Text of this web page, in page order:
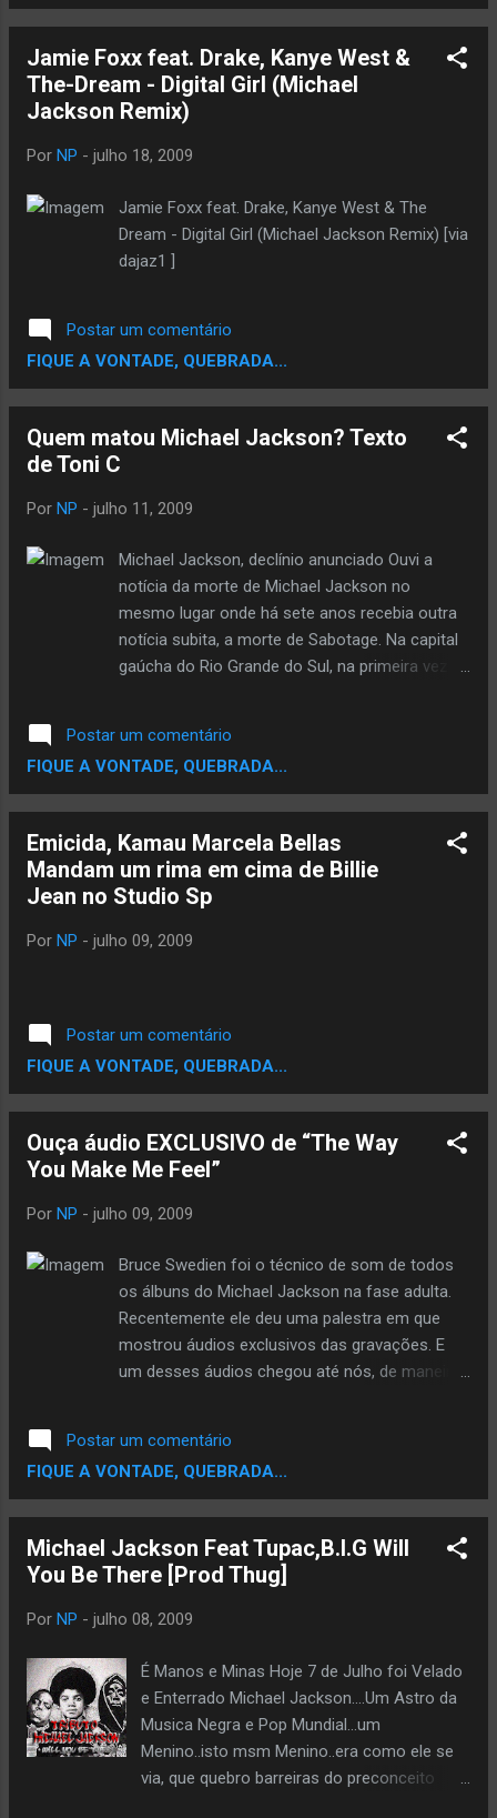
Po feat. Raekwon 9 - Timbostyle - Michael
Shaquille O' Neal feat. DMX e Dr. Dre 11 -
Liberian Girl - Missy Elliot, Lloyd Banks, 50
Cent, Papoose e DMX 12 - Dirty Diana -
Ludacris feat. Young Jeezy e Eminem 13 -
Jam - Michael Jackson feat. Chamillionaire
15 - We Be Ballin' Pt. 2 - Ice Cube feat.
Young Buck e T.I. 16 - Stranger in Moscow -
Jadakiss e Dr. Dre 18 - I'll Be There - Ice
Cube 19 - Billie Jean Pt. 2 - Notorious B.I.G
fea...
Jamie Foxx feat. Drake, Kanye West &
The-Dream - Digital Girl (Michael
Jackson Remix)
Por NP - julho 18, 2009
Jamie Foxx feat. Drake, Kanye West & The
Dream - Digital Girl (Michael Jackson Remix) [via
dajaz1 ]
Postar um comentário
FIQUE A VONTADE, QUEBRADA...
Quem matou Michael Jackson? Texto
de Toni C
Por NP - julho 11, 2009
Michael Jackson, declínio anunciado Ouvi a
notícia da morte de Michael Jackson no
mesmo lugar onde há sete anos recebia outra
notícia subita, a morte de Sabotage. Na capital
gaúcha do Rio Grande do Sul, na primeira vez,
gelada noite daquela quinta-feira. Estava num
quarto de hotel saltando de pensamentos e de
canal em canal na TV, quando vi imagens de
fui me dando conta. Caramba! Michael Jackson
morreu! - Mas Michael Jackson morre? -
pensei. Dangerous O maior artista pop de todos
os tempos. Era uma espécie de semi-deus. Sei
indiferente ao rei do pop. O rap nacional por
exemplo, tem influência direta de Michael
Jackson. Seja na linha ''ABC'' da primeira fase
de...
Postar um comentário
FIQUE A VONTADE, QUEBRADA...
Emicida, Kamau Marcela Bellas
Mandam um rima em cima de Billie
Jean no Studio Sp
Por NP - julho 09, 2009
Postar um comentário
FIQUE A VONTADE, QUEBRADA...
Ouça áudio EXCLUSIVO de “The Way
You Make Me Feel”
Por NP - julho 09, 2009
Bruce Swedien foi o técnico de som de todos
os álbuns do Michael Jackson na fase adulta.
Recentemente ele deu uma palestra em que
mostrou áudios exclusivos das gravações. E
um desses áudios chegou até nós, de maneira
sem instrumentações nem nada, e sinta a
potência vocal do Rei do Pop. Michael Jackson
- The Way You Make Me Feel Meu o cara Tinha
tiu.. By MTV
Postar um comentário
FIQUE A VONTADE, QUEBRADA...
Michael Jackson Feat Tupac,B.I.G Will
You Be There [Prod Thug]
Por NP - julho 08, 2009
É Manos e Minas Hoje 7 de Julho foi Velado
e Enterrado Michael Jackson....Um Astro da
Musica Negra e Pop Mundial...um
Menino..isto msm Menino..era como ele se
via, que quebro barreiras do preconceito